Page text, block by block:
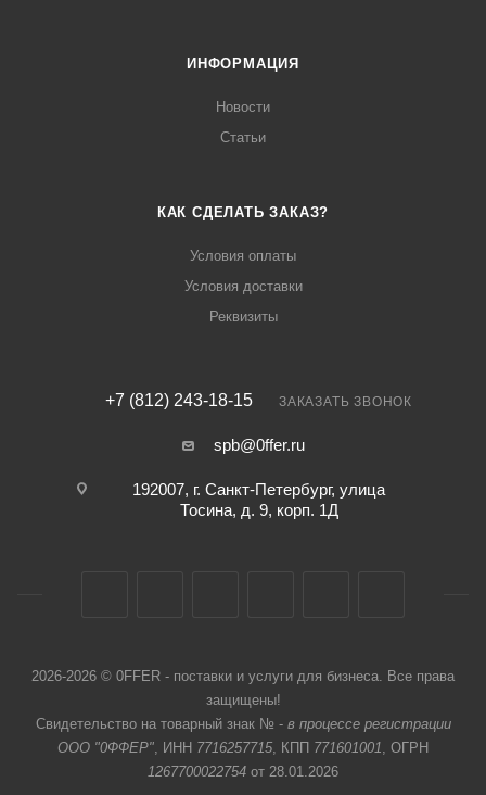
ИНФОРМАЦИЯ
Новости
Статьи
КАК СДЕЛАТЬ ЗАКАЗ?
Условия оплаты
Условия доставки
Реквизиты
+7 (812) 243-18-15 ЗАКАЗАТЬ ЗВОНОК
spb@0ffer.ru
192007, г. Санкт-Петербург, улица
Тосина, д. 9, корп. 1Д
2026-2026 © 0FFER - поставки и услуги для бизнеса. Все права
защищены!
Свидетельство на товарный знак № - в процессе регистрации
ООО "0ФФЕР", ИНН 7716257715, КПП 771601001, ОГРН
1267700022754 от 28.01.2026